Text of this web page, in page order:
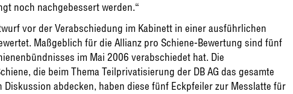
noch nachgebessert werden.“
vor der Verabschiedung im Kabinett in einer ausführlichen
Maßgeblich für die Allianz pro Schiene-Bewertung sind fünf
im Mai 2006 verabschiedet hat. Die
die beim Thema Teilprivatisierung der DB AG das gesamte
abdecken, haben diese fünf Eckpfeiler zur Messlatte für